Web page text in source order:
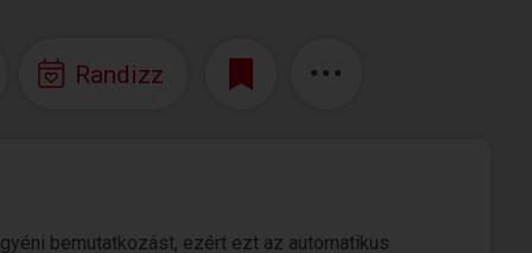
Randizz
bemutatkozást, ezért ezt az automatikus